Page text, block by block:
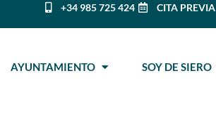
+34 985 725 424 CITA PREVIA
AYUNTAMIENTO SOY DE SIERO